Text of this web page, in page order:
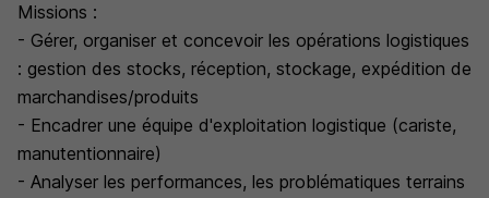
Missions :
- Gérer, organiser et concevoir les opérations logistiques
: gestion des stocks, réception, stockage, expédition de
marchandises/produits
- Encadrer une équipe d'exploitation logistique (cariste,
manutentionnaire)
- Analyser les performances, les problématiques terrains